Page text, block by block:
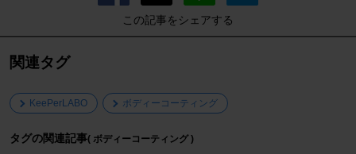
この記事をシェアする
関連タグ
KeePerLABO ボディーコーティング
タグの関連記事( ボディーコーティング )